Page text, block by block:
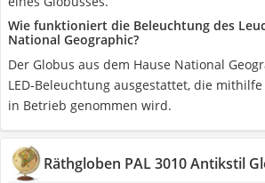
Wie funktioniert die Beleuchtung des
National Geographic?
Der Globus aus dem Hause National
LED-Beleuchtung ausgestattet, die
in Betrieb genommen wird.
Räthgloben PAL 3010 Antikstil